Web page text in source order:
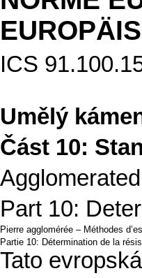
ICS
Umělý
Část 10:
Part 10:
Pierre agglomérée – Méthodes
Partie 10: Détermination de la
Tato